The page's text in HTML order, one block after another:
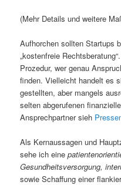
(Mehr Details und weitere
Aufhorchen sollten Startups
„kostenfreie
Prozedur, wer genau
finden. Vielleicht handelt es
gestellten, aber mangels
selten abgerufenen
Ansprechpartner sieh
Als Kernaussagen und
sehe ich eine
Gesundheitsversorgung,
sowie Schaffung einer